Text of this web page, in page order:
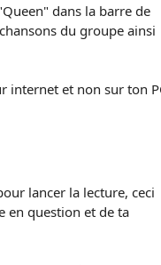
dans la barre de
du groupe ainsi
internet et non sur ton
lancer la lecture, ceci
en question et de ta